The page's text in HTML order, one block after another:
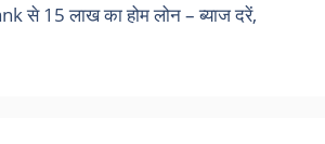
से 15 लाख का होम लोन – ब्याज दरें,